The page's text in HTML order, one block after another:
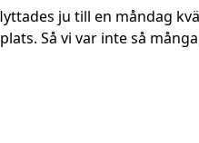
ju till en måndag
Så vi var inte så